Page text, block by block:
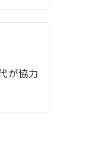
が協力